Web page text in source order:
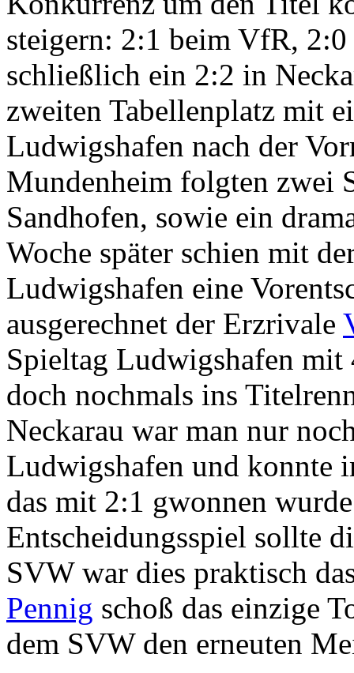
steigern: 2:1 beim VfR,
schließlich ein 2:2 in
zweiten Tabellenplatz mit
Ludwigshafen nach der
Mundenheim folgten zwei
Sandhofen, sowie ein
Woche später schien mit
Ludwigshafen eine
ausgerechnet der Erzrivale
Spieltag Ludwigshafen mit
doch nochmals ins
Neckarau war man nur
Ludwigshafen und konnte
das mit 2:1 gwonnen
Entscheidungsspiel sollte
SVW war dies praktisch
Pennig schoß das einzige
dem SVW den erneuten